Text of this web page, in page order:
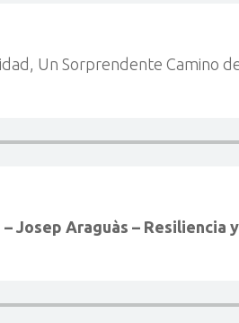
Un Sorprendente Camino
Josep Araguàs – Resiliencia